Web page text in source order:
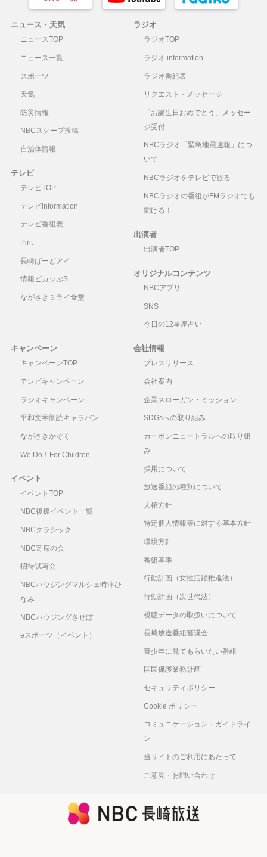
ニュース・天気
ニュースTOP
ニュース一覧
スポーツ
天気
防災情報
NBCスクープ投稿
自治体情報
テレビ
テレビTOP
テレビinformation
テレビ番組表
Pint
長崎ばーどアイ
情報ピカッぷS
ながさきミライ食堂
ラジオ
ラジオTOP
ラジオ information
ラジオ番組表
リクエスト・メッセージ
「お誕生日おめでとう」メッセー
ジ受付
NBCラジオ「緊急地震速報」につ
いて
NBCラジオをテレビで観る
NBCラジオの番組がFMラジオでも
聞ける！
出演者
出演者TOP
オリジナルコンテンツ
NBCアプリ
SNS
今日の12星座占い
キャンペーン
キャンペーンTOP
テレビキャンペーン
ラジオキャンペーン
平和文学朗読キャラバン
ながさきかぞく
We Do！For Children
イベント
イベントTOP
NBC後援イベント一覧
NBCクラシック
NBC寄席の会
招待試写会
NBCハウジングマルシェ時津ひ
なみ
NBCハウジングさせぼ
eスポーツ（イベント）
会社情報
プレスリリース
会社案内
企業スローガン・ミッション
SDGsへの取り組み
カーボンニュートラルへの取り組
み
採用について
放送番組の種別について
人権方針
特定個人情報等に対する基本方針
環境方針
番組基準
行動計画（女性活躍推進法）
行動計画（次世代法）
視聴データの取扱いについて
長崎放送番組審議会
青少年に見てもらいたい番組
国民保護業務計画
セキュリティポリシー
Cookie ポリシー
コミュニケーション・ガイドライ
ン
当サイトのご利用にあたって
ご意見・お問い合わせ